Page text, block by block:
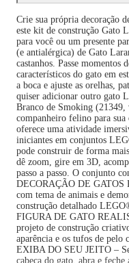
Crie sua própria decoração
este kit de construção Gato
para você ou um presente
(e antialérgica) de Gato
castanhos. Passe momentos
característicos do gato em
a boca e ajuste as orelhas,
quiser adicionar outro gato
Branco de Smoking (21349,
companheiro felino para
oferece uma atividade
iniciantes em conjuntos
pode construir de forma
dê zoom, gire em 3D,
passo a passo. O conjunto
DECORAÇÃO DE GATOS
com tema de animais e
construção detalhado
FIGURA DE GATO
projeto de construção
aparência e os tufos de pelo
EXIBA DO SEU JEITO –
cabeça do gato, abra e feche